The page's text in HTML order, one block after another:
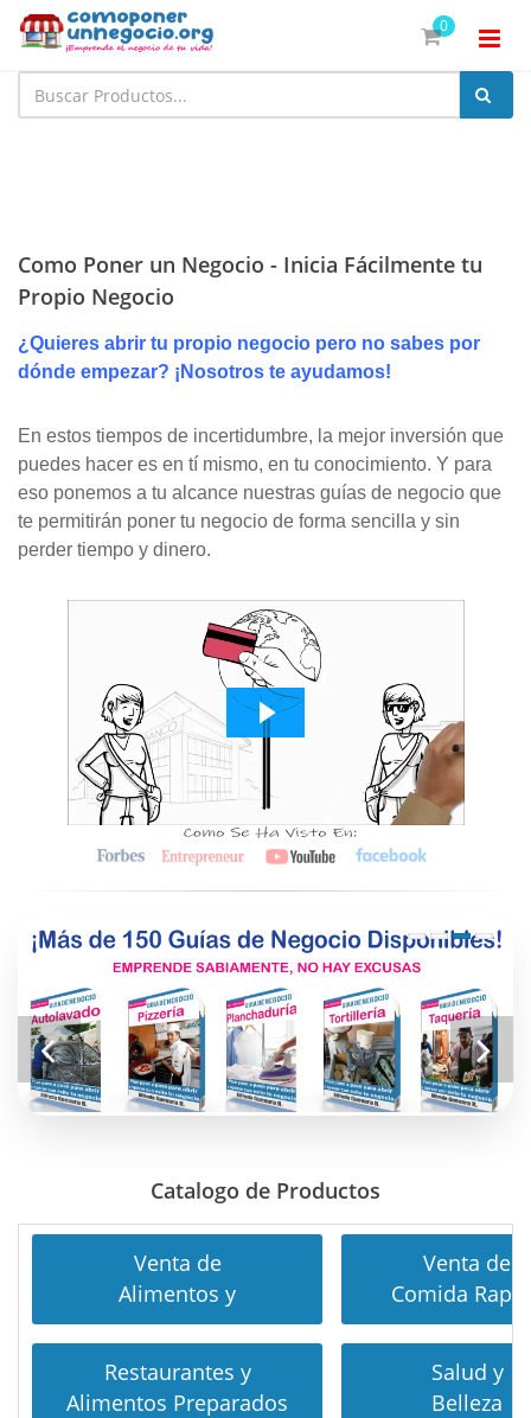
0
Como Poner un Negocio - Inicia Fácilmente tu
Propio Negocio
¿Quieres abrir tu propio negocio pero no sabes por
dónde empezar? ¡Nosotros te ayudamos!
En estos tiempos de incertidumbre, la mejor inversión que
puedes hacer es en tí mismo, en tu conocimiento. Y para
eso ponemos a tu alcance nuestras guías de negocio que
te permitirán poner tu negocio de forma sencilla y sin
perder tiempo y dinero.
Catalogo de Productos
Venta de
Alimentos y
Venta de
Comida
Restaurantes y
Alimentos Preparados
Salud y
Belleza